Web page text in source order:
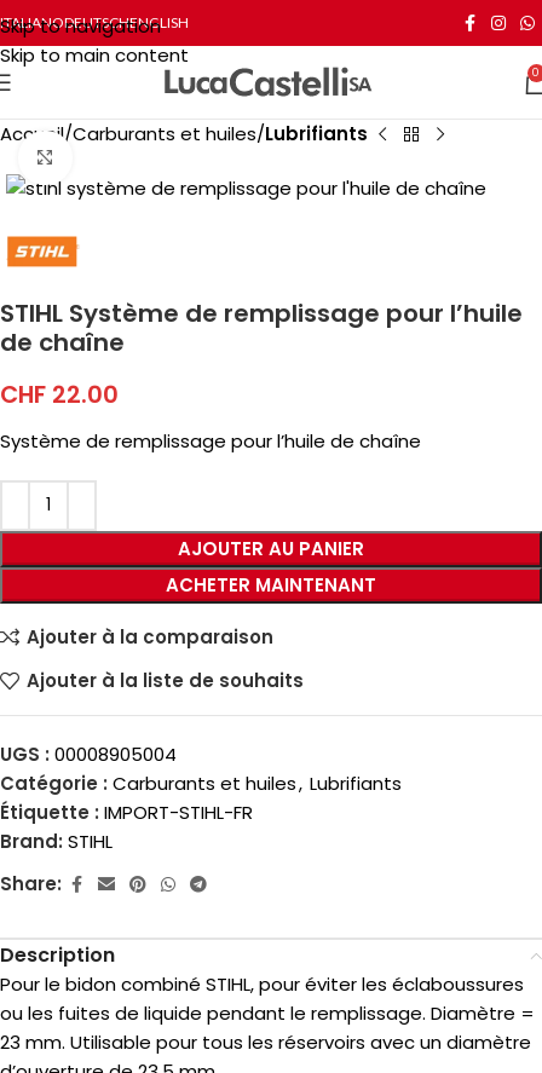
Skip to navigation
Skip to main content
ITALIANODEUTSCHENGLISH
0
Accueil Carburants et huiles Lubrifiants
STIHL Système de remplissage pour l’huile
de chaîne
CHF 22.00
Système de remplissage pour l’huile de chaîne
AJOUTER AU PANIER
ACHETER MAINTENANT
Ajouter à la comparaison
Ajouter à la liste de souhaits
UGS : 00008905004
Catégorie : Carburants et huiles, Lubrifiants
Étiquette : IMPORT-STIHL-FR
Brand: STIHL
Share:
Description
Pour le bidon combiné STIHL, pour éviter les éclaboussures
ou les fuites de liquide pendant le remplissage. Diamètre =
23 mm. Utilisable pour tous les réservoirs avec un diamètre